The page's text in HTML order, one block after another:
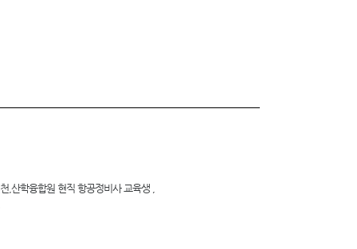
,산학융합원 현직 항공정비사 교육생